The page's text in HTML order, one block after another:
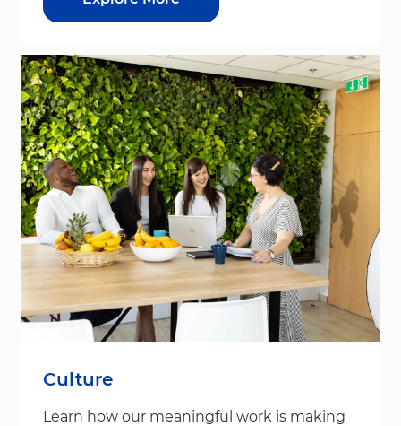
Culture
Learn how our meaningful work is making